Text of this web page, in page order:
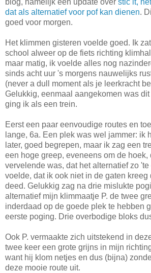
blog, namelijk een update over stic it,
dat als alternatief voor pof kan dienen.
goed voor morgen.
Het klimmen gisteren voelde goed. Ik
school alweer op de fiets richting
maar matig, ik voelde alles nog
sinds acht uur 's morgens nauwelijks
(never a dull moment als je leerkracht
Gelukkig, eenmaal aangekomen was
ging ik als een trein.
Eerst een paar eenvoudige routes en
lange, 6a. Een plek was wel jammer: ik
later, goed begrepen, maar ik zag een
een hoge greep, eveneens om de hoek,
vervelende was, dat het alternatief zo
voelde, dat ik ook niet in de gaten kreeg
deed. Gelukkig zag na drie mislukte
alternatief mijn klimmaatje P. de twee
inderdaad op de goede plek te hebben
eerste poging. Drie overbodige bloks
Ook P. vermaakte zich uitstekend in
twee keer een grote grijns in mijn
want hij klom netjes en dus (bijna)
deze mooie route uit.